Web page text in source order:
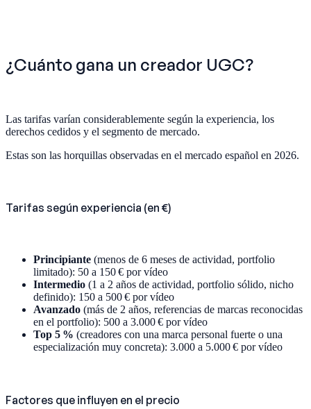
¿Cuánto gana un creador UGC?
Las tarifas varían considerablemente según la experiencia, los
derechos cedidos y el segmento de mercado.
Estas son las horquillas observadas en el mercado español en 2026.
Tarifas según experiencia (en €)
Principiante (menos de 6 meses de actividad, portfolio
limitado): 50 a 150 € por vídeo
Intermedio (1 a 2 años de actividad, portfolio sólido, nicho
definido): 150 a 500 € por vídeo
Avanzado (más de 2 años, referencias de marcas reconocidas
en el portfolio): 500 a 3.000 € por vídeo
Top 5 % (creadores con una marca personal fuerte o una
especialización muy concreta): 3.000 a 5.000 € por vídeo
Factores que influyen en el precio